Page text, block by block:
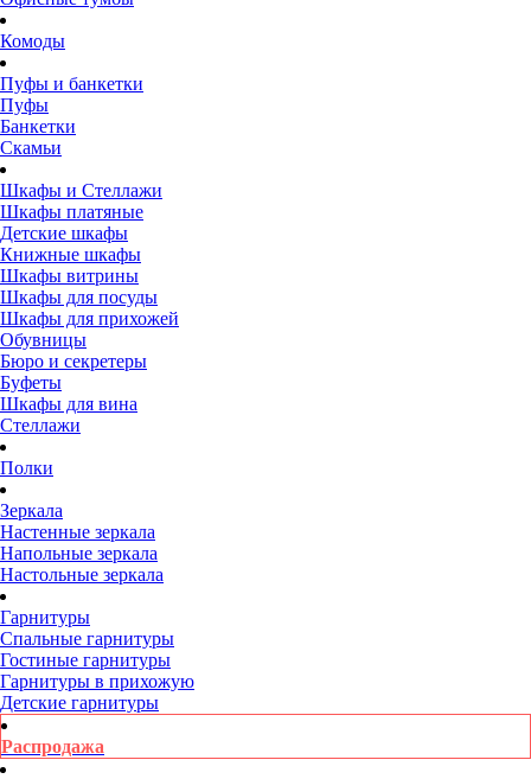
Комоды
Пуфы и банкетки
Пуфы
Банкетки
Скамьи
Шкафы и Стеллажи
Шкафы платяные
Детские шкафы
Книжные шкафы
Шкафы витрины
Шкафы для посуды
Шкафы для прихожей
Обувницы
Бюро и секретеры
Буфеты
Шкафы для вина
Стеллажи
Полки
Зеркала
Настенные зеркала
Напольные зеркала
Настольные зеркала
Гарнитуры
Спальные гарнитуры
Гостиные гарнитуры
Гарнитуры в прихожую
Детские гарнитуры
Распродажа